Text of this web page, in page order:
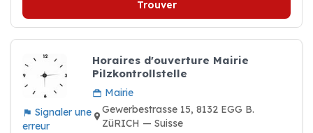
Trouver
Signaler une
erreur
Horaires d'ouverture Mairie
Pilzkontrollstelle
Mairie
Gewerbestrasse 15, 8132 EGG B.
ZüRICH — Suisse